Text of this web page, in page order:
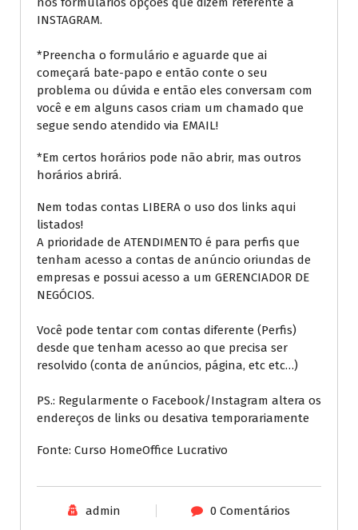
INSTAGRAM.
*Preencha o formulário e aguarde que ai
começará bate-papo e então conte o seu
problema ou dúvida e então eles conversam com
você e em alguns casos criam um chamado que
segue sendo atendido via EMAIL!
*Em certos horários pode não abrir, mas outros
horários abrirá.
Nem todas contas LIBERA o uso dos links aqui
listados!
A prioridade de ATENDIMENTO é para perfis que
tenham acesso a contas de anúncio oriundas de
empresas e possui acesso a um GERENCIADOR DE
NEGÓCIOS.
Você pode tentar com contas diferente (Perfis)
desde que tenham acesso ao que precisa ser
resolvido (conta de anúncios, página, etc etc…)
PS.: Regularmente o Facebook/Instagram altera os
endereços de links ou desativa temporariamente
Fonte: Curso HomeOffice Lucrativo
admin 0 Comentários